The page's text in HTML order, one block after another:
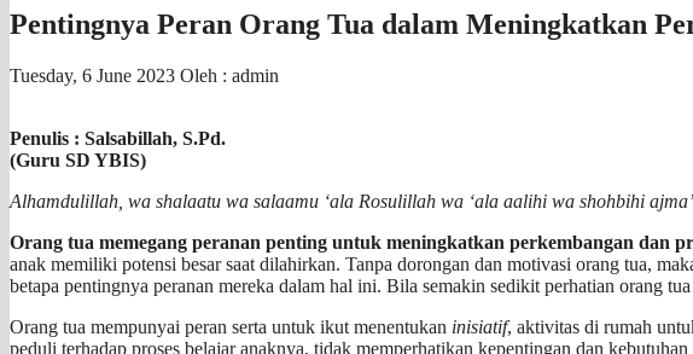
Pentingnya Peran Orang Tua dalam Meningkatkan
Tuesday, 6 June 2023 Oleh : admin
Penulis : Salsabillah, S.Pd.
(Guru SD YBIS)
Alhamdulillah, wa shalaatu wa salaamu ‘ala Rosulillah wa ‘ala aalihi wa shohbihi
Orang tua memegang peranan penting untuk meningkatkan perkembangan dan
anak memiliki potensi besar saat dilahirkan. Tanpa dorongan dan motivasi orang tua,
betapa pentingnya peranan mereka dalam hal ini. Bila semakin sedikit perhatian orang
Orang tua mempunyai peran serta untuk ikut menentukan inisiatif, aktivitas di rumah
peduli terhadap proses belajar anaknya, tidak memperhatikan kepentingan dan